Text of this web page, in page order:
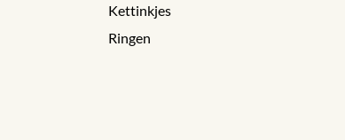
Kettinkjes
Ringen